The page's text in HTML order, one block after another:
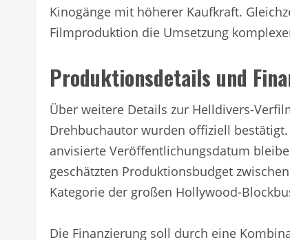
Kinogänge mit höherer Kaufkraft.
Filmproduktion die Umsetzung
Produktionsdetails und
Über weitere Details zur Helldivers-
Drehbuchautor wurden offiziell
anvisierte Veröffentlichungsdatum
geschätzten Produktionsbudget
Kategorie der großen Hollywood-
Die Finanzierung soll durch eine